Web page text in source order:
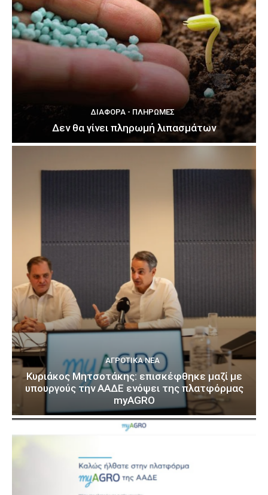
ΔΙΆΦΟΡΑ - ΠΛΗΡΩΜΈΣ
Δεν θα γίνει πληρωμή λιπασμάτων
ΑΓΡΟΤΙΚΆ ΝΈΑ
Κυριάκος Μητσοτάκης: επισκέφθηκε μαζί με
υπουργούς την ΑΑΔΕ ενόψει της πλατφόρμας
myAGRO